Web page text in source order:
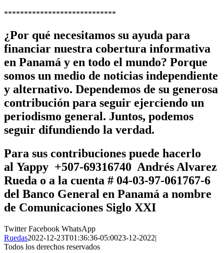
****************************
¿Por qué necesitamos su ayuda para
financiar nuestra cobertura informativa
en Panamá y en todo el mundo? Porque
somos un medio de noticias independiente
y alternativo. Dependemos de su generosa
contribución para seguir ejerciendo un
periodismo general. Juntos, podemos
seguir difundiendo la verdad.
Para sus contribuciones puede hacerlo
al Yappy +507-69316740 Andrés Alvarez
Rueda o a la cuenta # 04-03-97-061767-6
del Banco General en Panamá a nombre
de Comunicaciones Siglo XXI
TwitterFacebook WhatsApp
Ruedas2022-12-23T01:36:36-05:0023-12-2022|
Todos los derechos reservados